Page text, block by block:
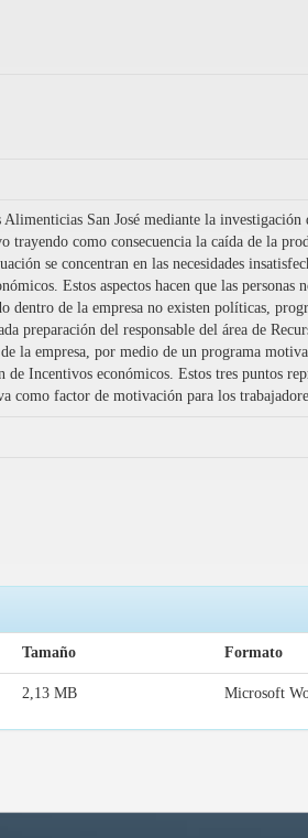
San José mediante la
trayendo como consecuencia la caída de la
se concentran en las necesidades
Estos aspectos hacen que las
de la empresa no existen políticas,
preparación del responsable del área de
la empresa, por medio de un programa
Incentivos económicos. Estos tres puntos
como factor de motivación para los
Tamaño Formato
2,13 MB Microsoft